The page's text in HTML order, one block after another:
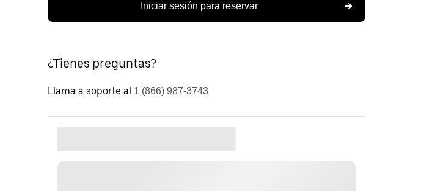
Iniciar sesión para reservar
¿Tienes preguntas?
Llama a soporte al 1 (866) 987-3743